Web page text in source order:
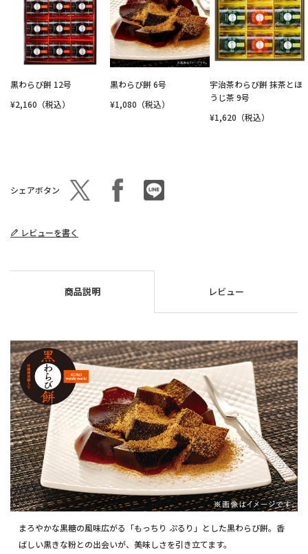
黒わらび餅 12号
¥2,160（税込）
黒わらび餅 6号
¥1,080（税込）
宇治茶わらび餅 抹茶とほ
うじ茶 9号
¥1,620（税込）
シェアボタン
レビューを書く
商品説明 レビュー
まろやかな黒糖の風味広がる「もっちり ぷるり」とした黒わらび餅。香
ばしい黒きな粉との出会いが、美味しさを引き立てます。